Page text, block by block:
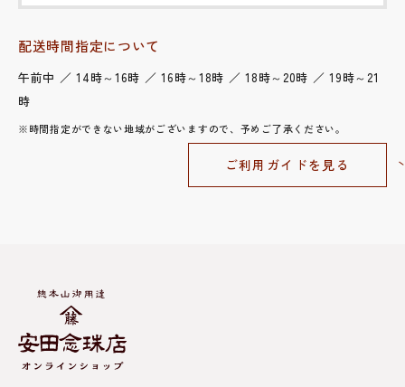
配送時間指定について
午前中 ／ 14時～16時 ／ 16時～18時 ／ 18時～20時 ／ 19時～21
時
※時間指定ができない地域がございますので、予めご了承ください。
ご利用ガイドを見る